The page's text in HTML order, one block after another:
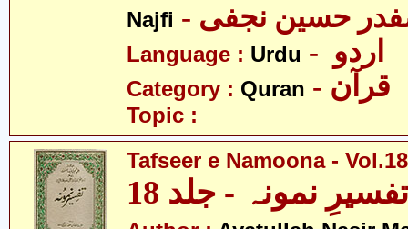
Najfi
صفدر حسین نجفی
Language : Urdu
Category : Quran - قرآن
Topic :
Tafseer e Namoona - Vol.18
تفسیرِ نمونہ - جلد 18